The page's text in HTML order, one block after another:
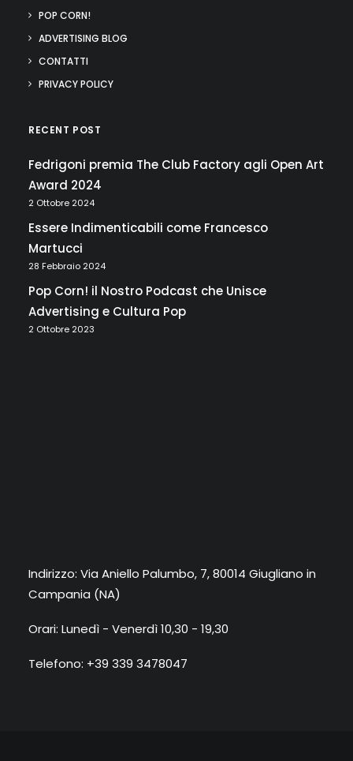
POP CORN!
ADVERTISING BLOG
CONTATTI
PRIVACY POLICY
RECENT POST
Fedrigoni premia The Club Factory agli Open Art
Award 2024
2 Ottobre 2024
Essere Indimenticabili come Francesco
Martucci
28 Febbraio 2024
Pop Corn! il Nostro Podcast che Unisce
Advertising e Cultura Pop
2 Ottobre 2023
Indirizzo: Via Aniello Palumbo, 7, 80014 Giugliano in
Campania (NA)
Orari: Lunedì - Venerdì 10,30 - 19,30
Telefono: +39 339 3478047